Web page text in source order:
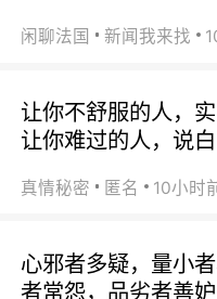
闲聊法国 新闻我来找
让你不舒服的人，
让你难过的人，说
真情秘密 匿名 10小时
心邪者多疑，量小
者常怨，品劣者善